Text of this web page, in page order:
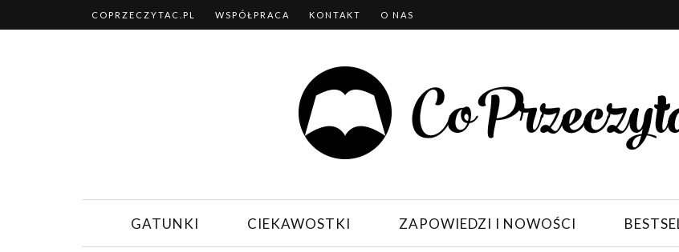
COPRZECZYTAC.PL WSPÓŁPRACA KONTAKT O NAS
GATUNKI CIEKAWOSTKI ZAPOWIEDZI I NOWOŚCI